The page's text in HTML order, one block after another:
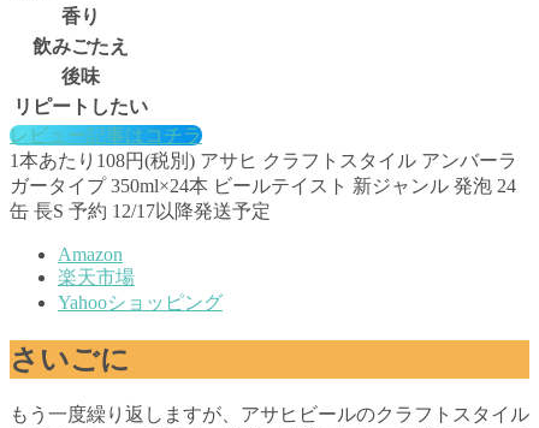
香り
飲みごたえ
後味
リピートしたい
レビュー記事はコチラ
1本あたり108円(税別) アサヒ クラフトスタイル アンバーラ
ガータイプ 350ml×24本 ビールテイスト 新ジャンル 発泡 24
缶 長S 予約 12/17以降発送予定
Amazon
楽天市場
Yahooショッピング
さいごに
もう一度繰り返しますが、アサヒビールのクラフトスタイル